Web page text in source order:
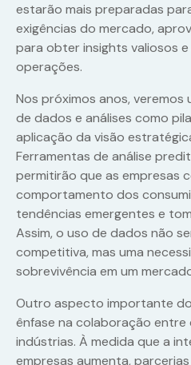
estarão mais preparadas
exigências do mercado,
para obter insights valiosos
operações.
Nos próximos anos, veremos
de dados e análises como
aplicação da visão
Ferramentas de análise
permitirão que as empresas
comportamento dos
tendências emergentes e
Assim, o uso de dados não
competitiva, mas uma
sobrevivência em um
Outro aspecto importante
ênfase na colaboração
indústrias. À medida que a
empresas aumenta,